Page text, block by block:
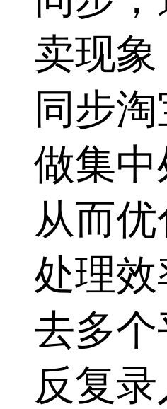
卖现
同步
做集中
从而
处理
去多
反复